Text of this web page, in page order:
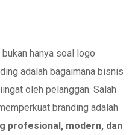
hanya soal logo
adalah bagaimana bisnis
oleh pelanggan. Salah
branding adalah
profesional, modern, dan